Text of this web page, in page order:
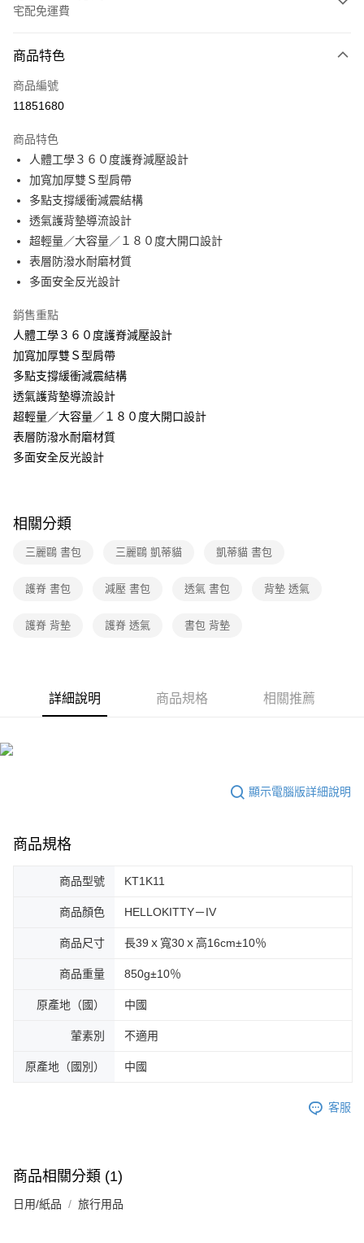
宅配免運費
全家線上支付
運送方式
本島宅配-活動商品
免運費
離島宅配-常溫商品
免運費
商品特色
商品編號
11851680
商品特色
人體工學３６０度護脊減壓設計
加寬加厚雙Ｓ型肩帶
多點支撐緩衝減震結構
透氣護背墊導流設計
超輕量／大容量／１８０度大開口設計
表層防潑水耐磨材質
多面安全反光設計
銷售重點
人體工學３６０度護脊減壓設計
加寬加厚雙Ｓ型肩帶
多點支撐緩衝減震結構
透氣護背墊導流設計
超輕量／大容量／１８０度大開口設計
表層防潑水耐磨材質
多面安全反光設計
相關分類
三麗鷗 書包 三麗鷗 凱蒂貓 凱蒂貓 書包
護脊 書包 減壓 書包 透氣 書包 背墊 透氣
護脊 背墊 護脊 透氣 書包 背墊
詳細說明 商品規格 相關推薦
顯示電腦版詳細說明
商品規格
商品型號 KT1K11
商品顏色 HELLOKITTY－IV
商品尺寸 長39ｘ寬30ｘ高16cm±10％
商品重量 850g±10％
原產地（國） 中國
葷素別 不適用
原產地（國別） 中國
客服
商品相關分類 (1)
日用/紙品 旅行用品